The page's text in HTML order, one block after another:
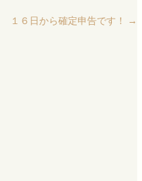
１６日から確定申告です！ →